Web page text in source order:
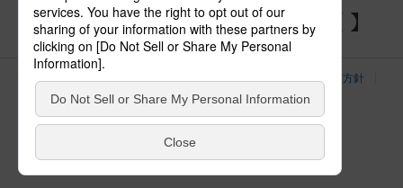
サイトのご利用にあたって
個人情報保護方針
パナソニック ホールディングス
Area/Country
電気・建築設備（ビジネス）